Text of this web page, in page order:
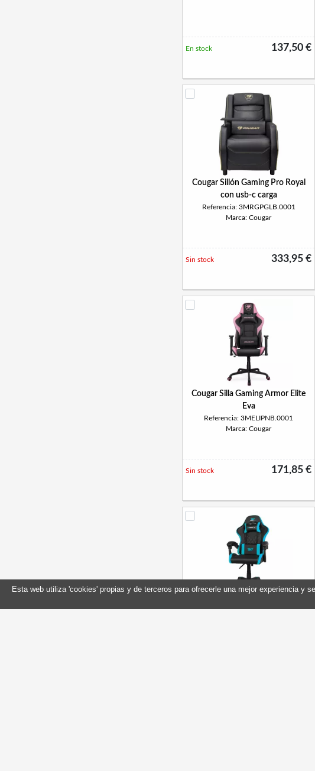
137,50 €
En stock
Cougar Sillón Gaming Pro Royal
con usb-c carga
Referencia: 3MRGPGLB.0001
Marca: Cougar
333,95 €
Sin stock
Cougar Silla Gaming Armor Elite
Eva
Referencia: 3MELIPNB.0001
Marca: Cougar
171,85 €
Sin stock
Esta web utiliza 'cookies' propias y de terceros para ofrecerle una mejor experiencia y